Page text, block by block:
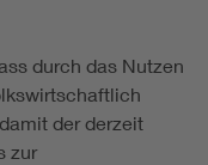
durch das Nutzen
der derzeit
zur